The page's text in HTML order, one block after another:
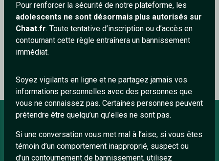
Pour renforcer la sécurité de notre plateforme, les
adolescents ne sont désormais plus autorisés sur
Chaat.fr. Toute tentative d’inscription ou d’accès en
contournant cette règle entraînera un bannissement
immédiat.
Soyez vigilants en ligne et ne partagez jamais vos
informations personnelles avec des personnes que
vous ne connaissez pas. Certaines personnes peuvent
prétendre être quelqu’un qu’elles ne sont pas.
Si une conversation vous met mal à l’aise, si vous êtes
témoin d’un comportement inapproprié, suspect ou
d’un contournement de bannissement, utilisez
Ajouter un commentaire (0) Tchatter
Le profil n'a pas encore de commentaire.
À PROPOS
Conditions générales